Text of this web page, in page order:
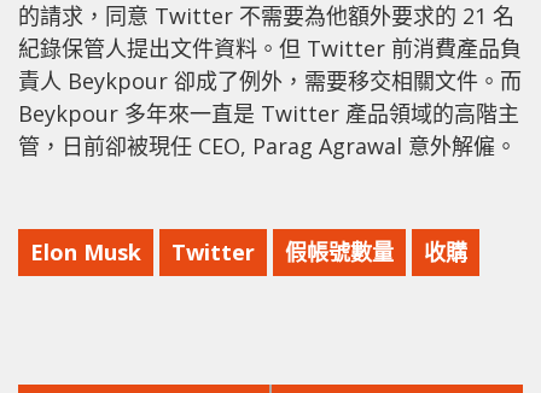
的請求，同意 Twitter 不需要為他額外要求的 21 名
紀錄保管人提出文件資料。但 Twitter 前消費產品負
責人 Beykpour 卻成了例外，需要移交相關文件。而
Beykpour 多年來一直是 Twitter 產品領域的高階主
管，日前卻被現任 CEO, Parag Agrawal 意外解僱。
Elon Musk Twitter 假帳號數量 收購